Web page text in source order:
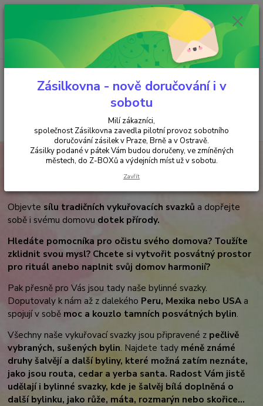
Minimální hodnota objednávky je 200 kč. Při nákupu nad 2000,- Kč je
požadována platba předem na účet.
Menu
+420 737 737 037
(Po-Pá, 9-18 hod.)
za
VYKUŘOVÁNÍ VYKUŘOVACÍ SVAZKY
VYKUŘOVACÍ SVAZKY
Objevte sílu tradičních vykuřovacích svazků a dopřejte
sobě i svému domovu dotek přírody.
Hledáte pomocníka pro očistu svého domova? Toužíte
zklidnit svou mysl? Chcete si vytvořit posvátný prostor
pro rituál anebo naplnit svůj domov harmonií?
Pak přesně pro Vás jsou tady naše bylinné svazky.
Doputovaly k nám až z dalekého Peru, Mexika nebo USAa
spojují v sobě moc a kouzlo tamních posvátných bylin.
Všechny naše vykuřovací svazky jsou připravené z pečlivě
vybraných, sušených bylin. Najdete tady méně známé
druhy šalvějí a další byliny, které možná zatím neznáte,
jako jsou routa, cedar a yerba santa. Radost Vám jistě
udělají i bylinné svazky, kde je šalvěj bílá doplněná o
další bylinku, jako růže, máta, rozmarýn nebo skořice...
Zásilkovna - nově doručování i v
sobotu
Milí zákazníci,
společnost Zásilkovna zavedla pilotní provoz sobotního
doručování zásilek v Praze, Brně a v Ostravě.
Zásilky podané v pátek Vám budou doručeny, ve zmíněných
městech, do Z-BOXů a výdejních míst už v sobotu.
Zavřít